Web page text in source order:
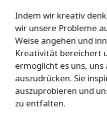
Indem wir kreativ
wir unsere Probleme
Weise angehen und
Kreativität bereichert
ermöglicht es uns,
auszudrücken. Sie
auszuprobieren und
zu entfalten.